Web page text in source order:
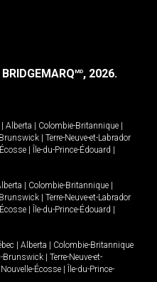
MD, 2026.
Alberta Colombie-Britannique
Terre-Neuve-et-Labrador
Île-du-Prince-Édouard
Colombie-Britannique
Terre-Neuve-et-Labrador
Île-du-Prince-Édouard
Alberta
Colombie-Britannique
Brunswick
Terre-Neuve-et-
Nouvelle-Écosse
Île-du-Prince-